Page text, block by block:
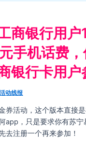
商银行用户
手机话费
银行卡用户
活动线报
券活动，这个版本直接是
app，只是要求你有苏
去注册一个再来参加！